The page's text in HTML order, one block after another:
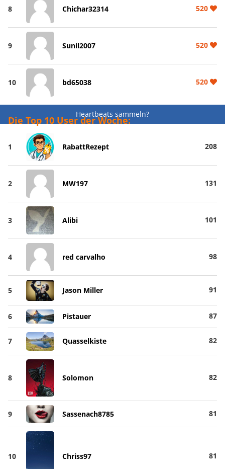
8 Chichar32314 520
9 Sunil2007 520
10 bd65038 520
Heartbeats sammeln?
Die Top 10 User der Woche:
1 RabattRezept 208
2 MW197 131
3 Alibi 101
4 red carvalho 98
5 Jason Miller 91
6 Pistauer 87
7 Quasselkiste 82
8 Solomon 82
9 Sassenach8785 81
10 Chriss97 81